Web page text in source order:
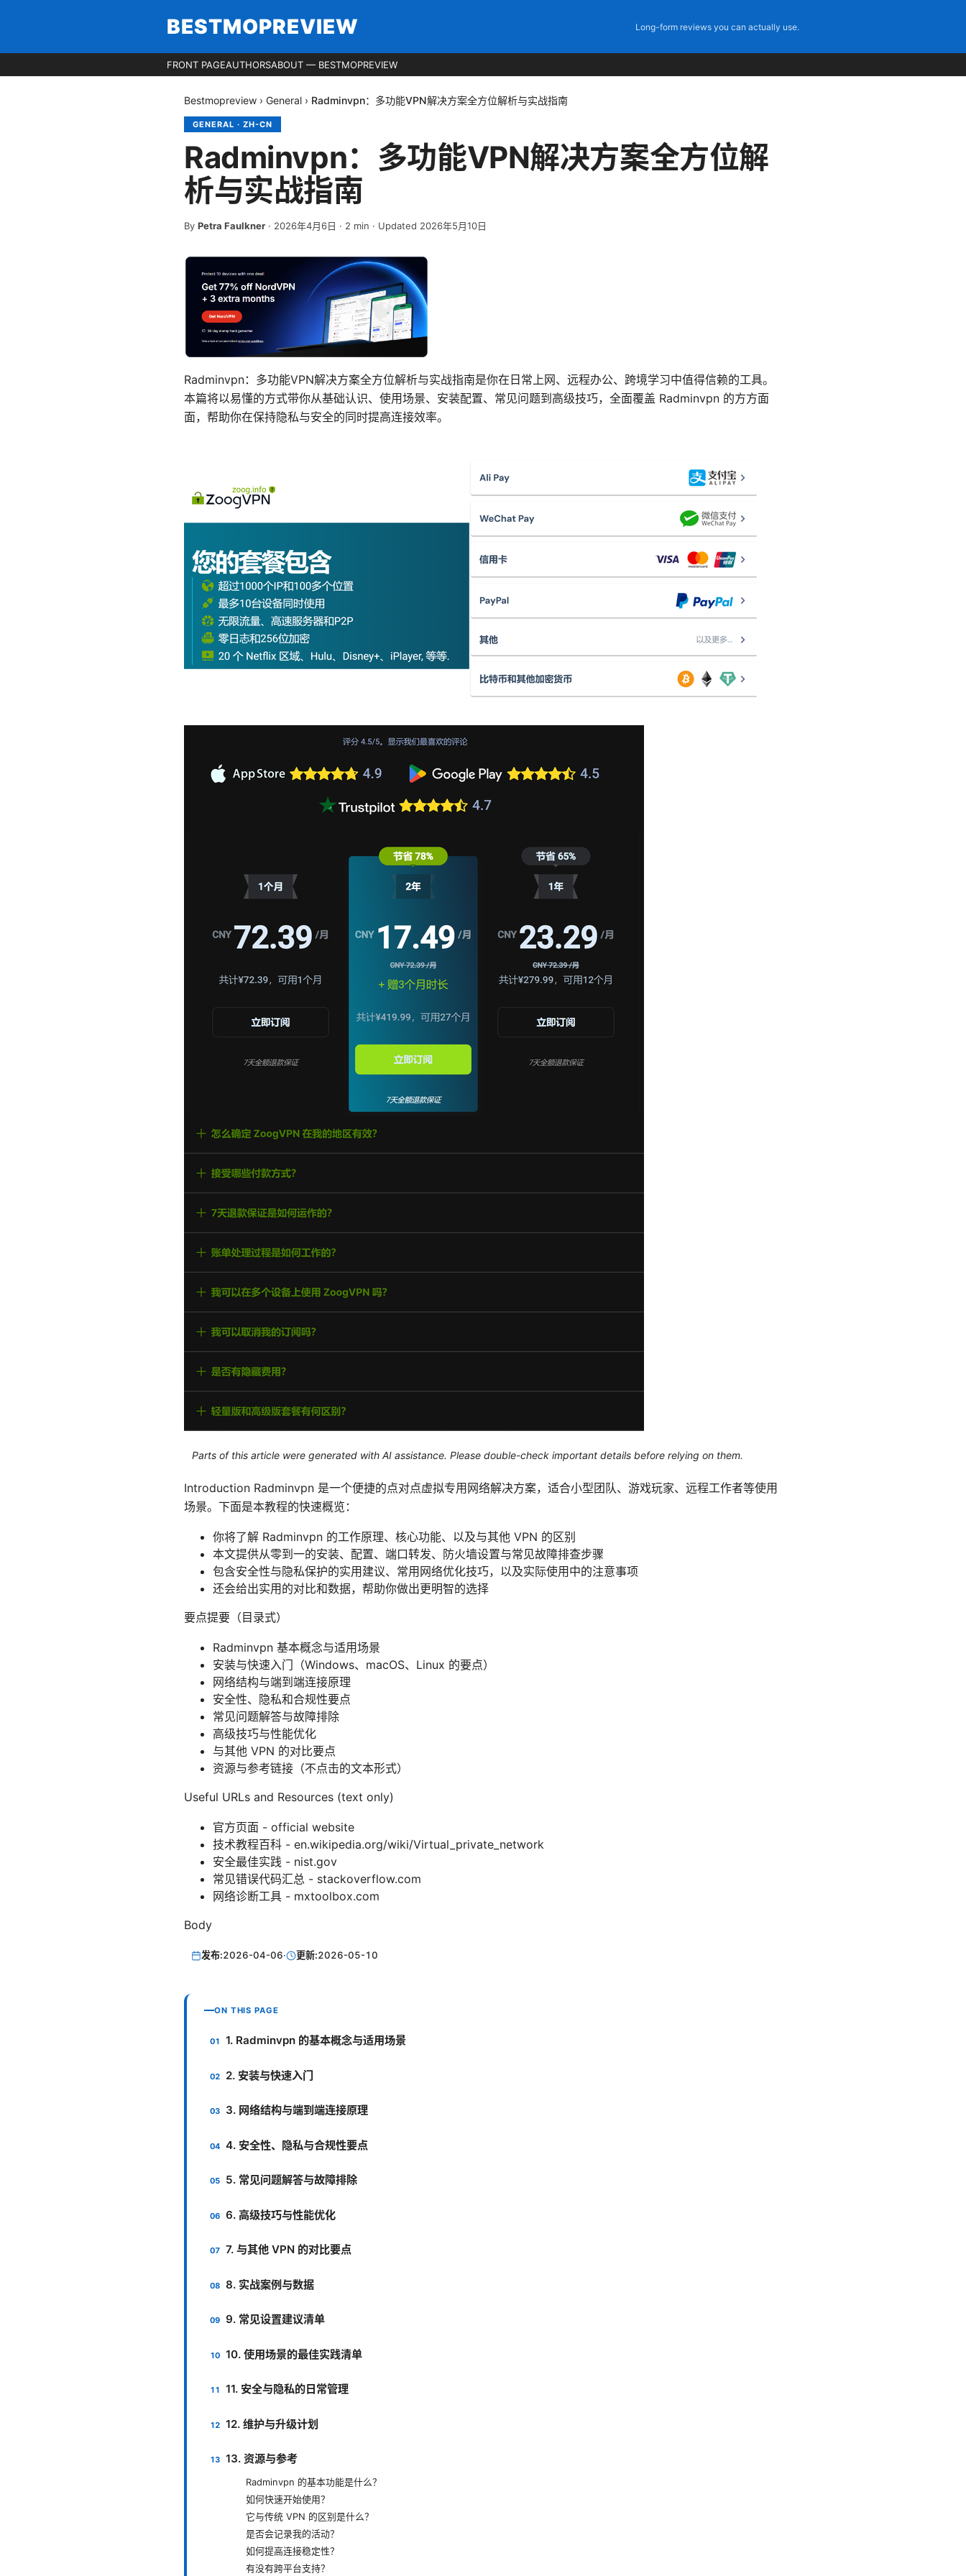
BESTMOPREVIEW Long-form reviews you can actually use.
FRONT PAGEAUTHORSABOUT — BESTMOPREVIEW
Bestmopreview › General › Radminvpn：多功能VPN解决方案全方位解析与实战指南
GENERAL · ZH-CN
Radminvpn：多功能VPN解决方案全方位解
析与实战指南
By Petra Faulkner · 2026年4月6日 · 2 min · Updated 2026年5月10日
Radminvpn：多功能VPN解决方案全方位解析与实战指南是你在日常上网、远程办公、跨境学习中值得信赖的工具。
本篇将以易懂的方式带你从基础认识、使用场景、安装配置、常见问题到高级技巧，全面覆盖 Radminvpn 的方方面
面，帮助你在保持隐私与安全的同时提高连接效率。
Parts of this article were generated with AI assistance. Please double-check important details before relying on them.
Introduction Radminvpn 是一个便捷的点对点虚拟专用网络解决方案，适合小型团队、游戏玩家、远程工作者等使用
场景。下面是本教程的快速概览：
你将了解 Radminvpn 的工作原理、核心功能、以及与其他 VPN 的区别
本文提供从零到一的安装、配置、端口转发、防火墙设置与常见故障排查步骤
包含安全性与隐私保护的实用建议、常用网络优化技巧，以及实际使用中的注意事项
还会给出实用的对比和数据，帮助你做出更明智的选择
要点提要（目录式）
Radminvpn 基本概念与适用场景
安装与快速入门（Windows、macOS、Linux 的要点）
网络结构与端到端连接原理
安全性、隐私和合规性要点
常见问题解答与故障排除
高级技巧与性能优化
与其他 VPN 的对比要点
资源与参考链接（不点击的文本形式）
Useful URLs and Resources (text only)
官方页面 - official website
技术教程百科 - en.wikipedia.org/wiki/Virtual_private_network
安全最佳实践 - nist.gov
常见错误代码汇总 - stackoverflow.com
网络诊断工具 - mxtoolbox.com
Body
发布:2026-04-06· 更新:2026-05-10
ON THIS PAGE
1. Radminvpn 的基本概念与适用场景
2. 安装与快速入门
3. 网络结构与端到端连接原理
4. 安全性、隐私与合规性要点
5. 常见问题解答与故障排除
6. 高级技巧与性能优化
7. 与其他 VPN 的对比要点
8. 实战案例与数据
9. 常见设置建议清单
10. 使用场景的最佳实践清单
11. 安全与隐私的日常管理
12. 维护与升级计划
13. 资源与参考
Radminvpn 的基本功能是什么？
如何快速开始使用？
它与传统 VPN 的区别是什么？
是否会记录我的活动？
如何提高连接稳定性？
有没有跨平台支持？